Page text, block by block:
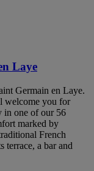
Laye
Germain en Laye.
welcome you for
in one of our 56
marked by
French
terrace, a bar and